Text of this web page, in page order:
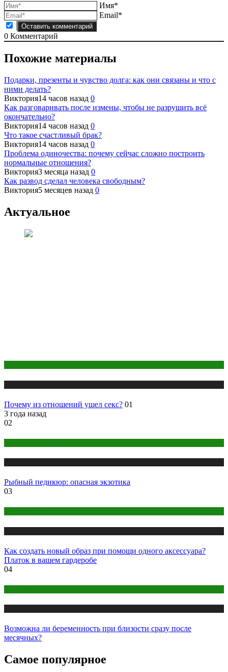
Имя*
Email*
0 Комментарий
Похожие материалы
Подарки, презенты и чувство долга: как они связаны и что с
ними делать?
Виктория14 часов назад 0
Как разговаривать после измены, чтобы не разрушить всё
окончательно?
Виктория14 часов назад 0
Что такое счастливый брак?
Виктория14 часов назад 0
Проблема одиночества: почему сейчас сложно построить
нормальные отношения?
Виктория3 месяца назад 0
Как развод сделал человека свободным?
Виктория5 месяцев назад 0
Актуальное
Почему из отношений ушел секс? 01
3 года назад
02
Рыбный педикюр: опасная экзотика
03
Как создать новый образ при помощи одного аксессуара?
Платок в вашем гардеробе
04
Возможна ли беременность при близости сразу после
месячных?
Самое популярное